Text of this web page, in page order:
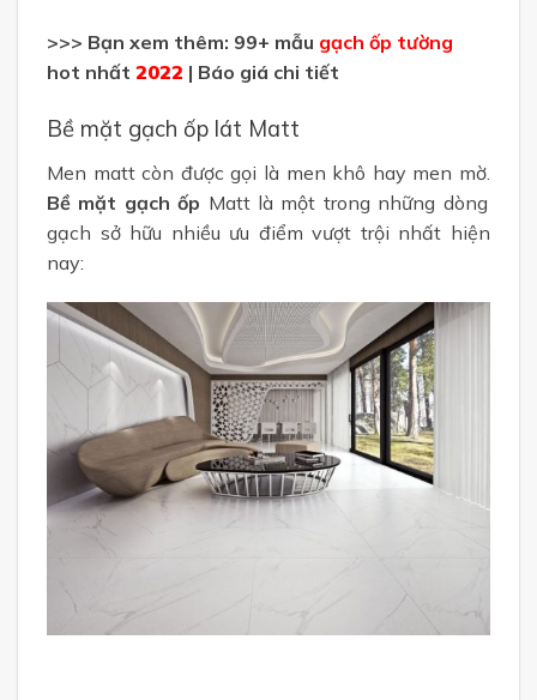
>>> Bạn xem thêm: 99+ mẫu gạch ốp tường
hot nhất 2022 | Báo giá chi tiết
Bề mặt gạch ốp lát Matt
Men matt còn được gọi là men khô hay men mờ.
Bề mặt gạch ốp Matt là một trong những dòng
gạch sở hữu nhiều ưu điểm vượt trội nhất hiện
nay: